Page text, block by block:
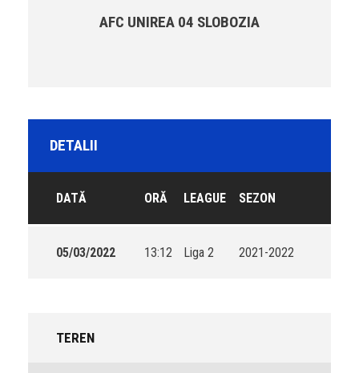
AFC UNIREA 04 SLOBOZIA
DETALII
DATĂ ORĂ LEAGUE SEZON
05/03/2022 13:12 Liga 2 2021-2022
TEREN